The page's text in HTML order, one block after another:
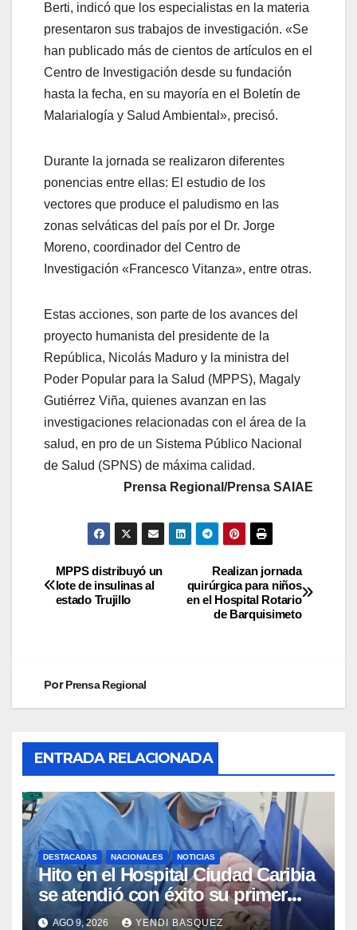
Berti, indicó que los especialistas en la materia
presentaron sus trabajos de investigación. «Se
han publicado más de cientos de artículos en el
Centro de Investigación desde su fundación
hasta la fecha, en su mayoría en el Boletín de
Malarialogía y Salud Ambiental», precisó.
Durante la jornada se realizaron diferentes
ponencias entre ellas: El estudio de los
vectores que produce el paludismo en las
zonas selváticas del país por el Dr. Jorge
Moreno, coordinador del Centro de
Investigación «Francesco Vitanza», entre otras.
Estas acciones, son parte de los avances del
proyecto humanista del presidente de la
República, Nicolás Maduro y la ministra del
Poder Popular para la Salud (MPPS), Magaly
Gutiérrez Viña, quienes avanzan en las
investigaciones relacionadas con el área de la
salud, en pro de un Sistema Público Nacional
de Salud (SPNS) de máxima calidad.
Prensa Regional/Prensa SAIAE
Realizan jornada
quirúrgica para niños
en el Hospital Rotario
de Barquisimeto
MPPS distribuyó un
lote de insulinas al
estado Trujillo
PorPrensa Regional
ENTRADA RELACIONADA
DESTACADAS NACIONALES NOTICIAS
Hito en el Hospital Ciudad Caribia
se atendió con éxito su primer
parto gemelar
AGO 9, 2026 YENDI BASQUEZ